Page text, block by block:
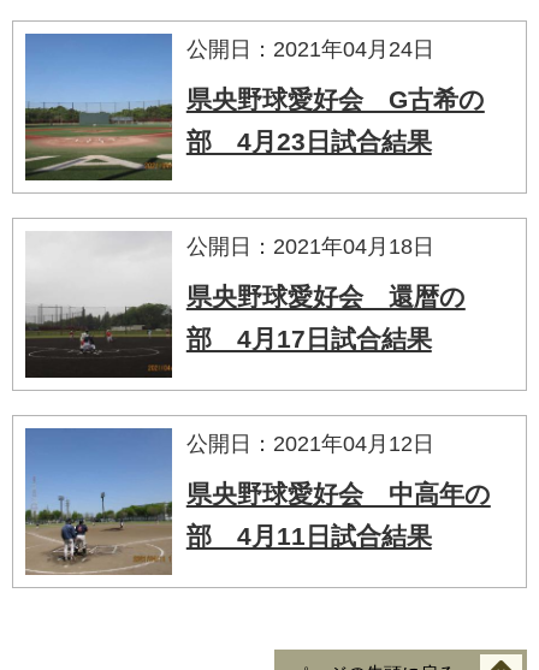
公開日：2021年04月24日
県央野球愛好会 G古希の
部 4月23日試合結果
公開日：2021年04月18日
県央野球愛好会 還暦の
部 4月17日試合結果
公開日：2021年04月12日
県央野球愛好会 中高年の
部 4月11日試合結果